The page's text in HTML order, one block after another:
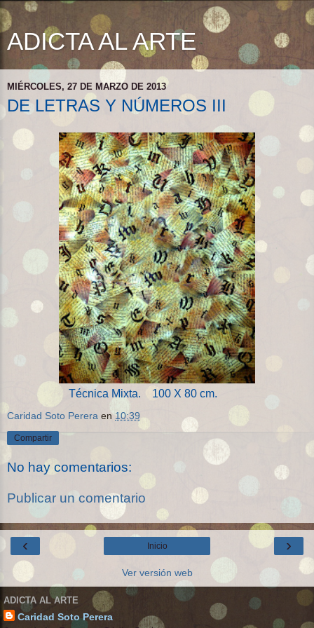
ADICTA AL ARTE
MIÉRCOLES, 27 DE MARZO DE 2013
DE LETRAS Y NÚMEROS III
Técnica Mixta. 100 X 80 cm.
Caridad Soto Perera en10:39
Compartir
No hay comentarios:
Publicar un comentario
‹ ›
Inicio
Ver versión web
ADICTA AL ARTE
Caridad Soto Perera